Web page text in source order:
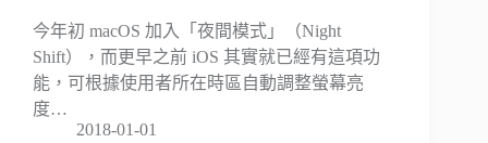
今年初 macOS 加入「夜間模式」（Night
Shift），而更早之前 iOS 其實就已經有這項功
能，可根據使用者所在時區自動調整螢幕亮
度…
2018-01-01